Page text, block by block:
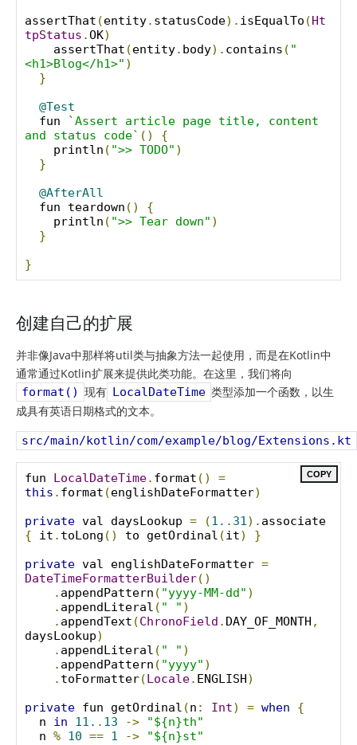
assertThat (entity. statusCode). isEqualTo (Ht
tpStatus .OK)
    assertThat
(entity. body). contains ( "
<h1>Blog</h1>" )
}
@Test
  fun
`Assert article page title, content
and status code` ()
{
    println
( ">> TODO" )
}
@AfterAll
  fun teardown
()
{
    println
( ">> Tear down" )
}
}
创建自己的扩展
并非像Java中那样将util类与抽象方法一起使用，而是在Kotlin中
通常通过Kotlin扩展来提供此类功能。在这里，我们将向
format() 现有 LocalDateTime 类型添加一个函数，以生
成具有英语日期格式的文本。
src/main/kotlin/com/example/blog/Extensions.kt
fun LocalDateTime. format ()
=
this . format (englishDateFormatter)
private val daysLookup = (1. . 31).
{ it . toLong () to getOrdinal (it)
}
private val englishDateFormatter =
DateTimeFormatterBuilder()
. appendPattern ( "yyyy-MM-dd" )
. appendLiteral ( " " )
. appendText (ChronoField . DAY_OF_MONTH ,
daysLookup)
. appendLiteral ( " " )
. appendPattern ( "yyyy" )
. toFormatter(Locale. ENGLISH)
private fun getOrdinal (n : Int) = when
{
  n
in 11. . 13 ->
"${n}th"
  n
% 10 == 1 ->
"${n}st"
COPY